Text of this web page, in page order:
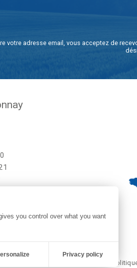
votre adresse email, vous acceptez de
you control over what you want
Privacy policy